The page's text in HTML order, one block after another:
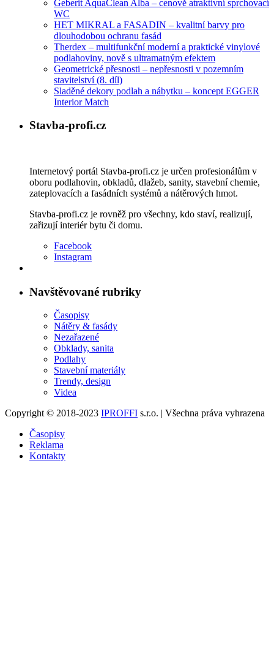
Geberit AquaClean Alba – cenově atraktivní sprchovací
WC
HET MIKRAL a FASADIN – kvalitní barvy pro
dlouhodobou ochranu fasád
Therdex – multifunkční moderní a praktické vinylové
podlahoviny, nově s ultramatným efektem
Geometrické přesnosti – nepřesnosti v pozemním
stavitelství (8. díl)
Sladěné dekory podlah a nábytku – koncept EGGER
Interior Match
Stavba-profi.cz
Internetový portál Stavba-profi.cz je určen profesionálům v
oboru podlahovin, obkladů, dlažeb, sanity, stavební chemie,
zateplovacích a fasádních systémů a nátěrových hmot.
Stavba-profi.cz je rovněž pro všechny, kdo staví, realizují,
zařizují interiér bytu či domu.
Facebook
Instagram
Navštěvované rubriky
Časopisy
Nátěry & fasády
Nezařazené
Obklady, sanita
Podlahy
Stavební materiály
Trendy, design
Videa
Copyright © 2018-2023 IPROFFI s.r.o. | Všechna práva vyhrazena
Časopisy
Reklama
Kontakty